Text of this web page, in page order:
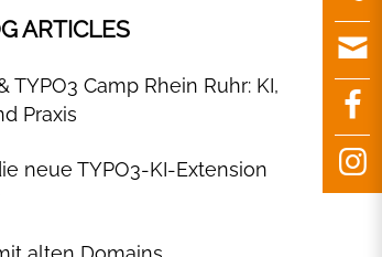
ARTICLES
TYPO3 Camp Rhein Ruhr: KI,
Praxis
neue TYPO3-KI-Extension